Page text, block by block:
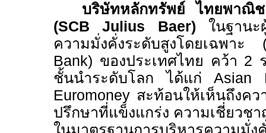
บริษัทหลักทรัพย์ ไทยพาณิ
(SCB Julius Baer)
ในฐานะ
ความมั่งคั่งระดับสูงโดยเฉพาะ
Bank) ของประเทศไทย คว้า 2
ชั้นนำระดับโลก ได้แก่Asian
Euromoney สะท้อนให้เห็นถึงค
ปรึกษาที่แข็งแกร่ง ความเชี่ยวช
ในมาตรฐานการบริหารความมั่ง